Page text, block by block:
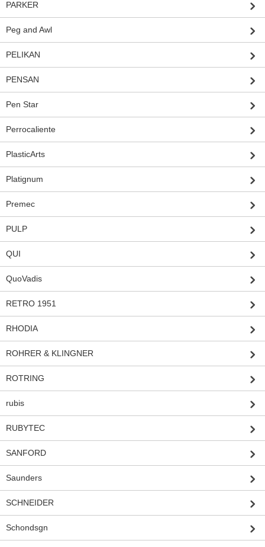
PARKER
Peg and Awl
PELIKAN
PENSAN
Pen Star
Perrocaliente
PlasticArts
Platignum
Premec
PULP
QUI
QuoVadis
RETRO 1951
RHODIA
ROHRER & KLINGNER
ROTRING
rubis
RUBYTEC
SANFORD
Saunders
SCHNEIDER
Schondsgn